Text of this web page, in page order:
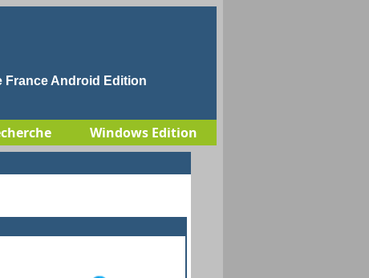
France Android Edition
Windows Edition